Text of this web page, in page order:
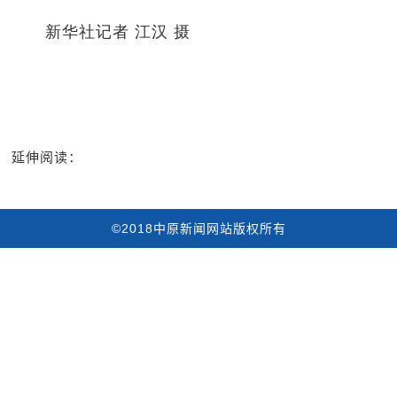
新华社记者 江汉 摄
延伸阅读：
©2018中原新闻网站版权所有